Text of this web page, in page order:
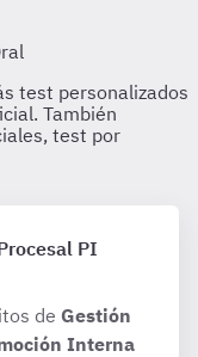
PI
de Gestión
Interna